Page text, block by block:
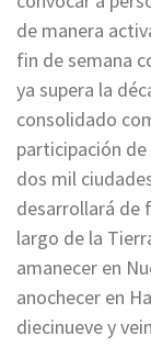
de manera
fin de semana
ya supera la
consolidado
participación
dos mil
desarrollará de
largo de la
amanecer en
anochecer en
diecinueve y